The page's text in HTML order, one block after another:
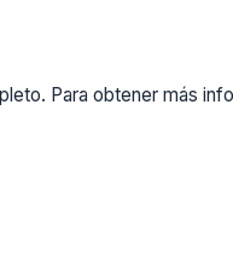
Para obtener más